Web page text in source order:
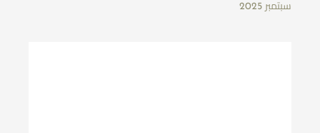
سبتمبر 2025